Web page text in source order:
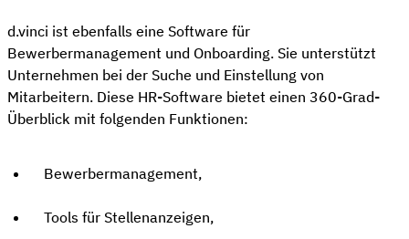
d.vinci ist ebenfalls eine Software für
Bewerbermanagement und Onboarding. Sie unterstützt
Unternehmen bei der Suche und Einstellung von
Mitarbeitern. Diese HR-Software bietet einen 360-Grad-
Überblick mit folgenden Funktionen:
Bewerbermanagement,
Tools für Stellenanzeigen,